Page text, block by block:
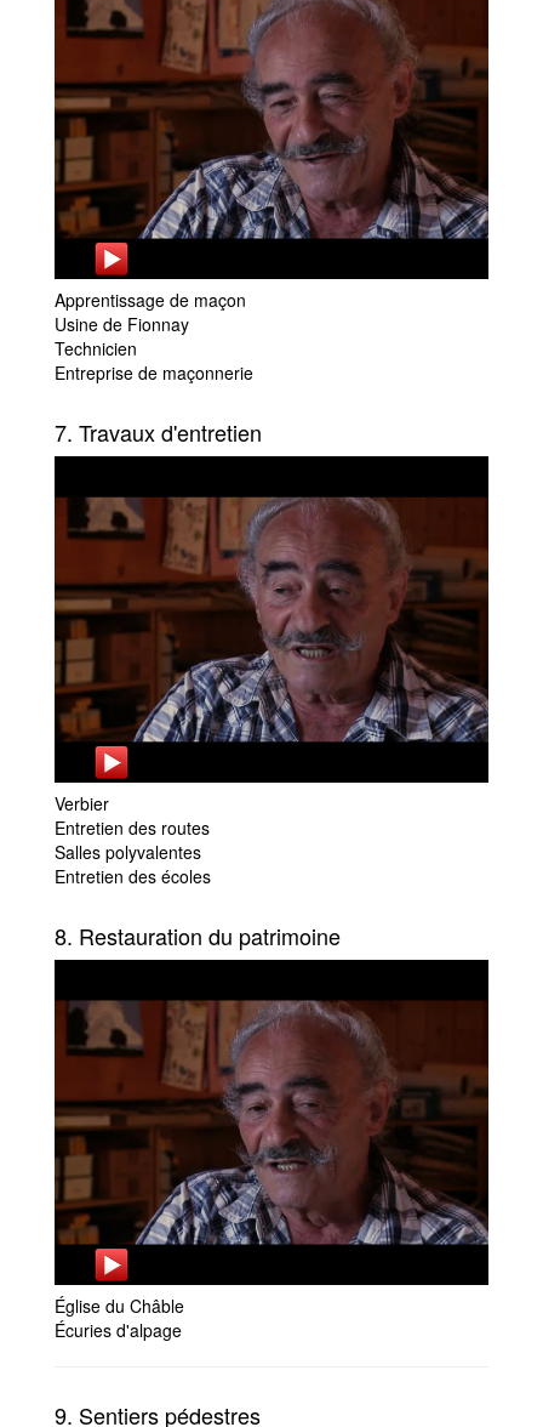
Apprentissage de maçon
Usine de Fionnay
Technicien
Entreprise de maçonnerie
7. Travaux d'entretien
Verbier
Entretien des routes
Salles polyvalentes
Entretien des écoles
8. Restauration du patrimoine
Église du Châble
Écuries d'alpage
9. Sentiers pédestres